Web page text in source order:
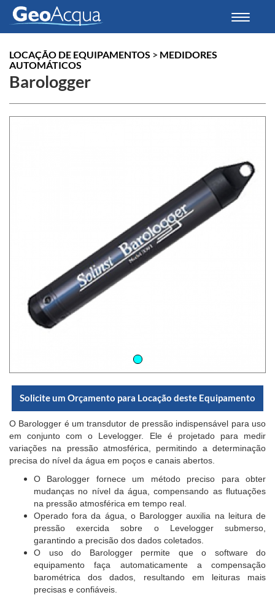
Toggle
LOCAÇÃO DE EQUIPAMENTOS > MEDIDORES
AUTOMÁTICOS
Barologger
Solicite um Orçamento para Locação deste Equipamento
O Barologger é um transdutor de pressão indispensável para uso
em conjunto com o Levelogger. Ele é projetado para medir
variações na pressão atmosférica, permitindo a determinação
precisa do nível da água em poços e canais abertos.
O Barologger fornece um método preciso para obter
mudanças no nível da água, compensando as flutuações
na pressão atmosférica em tempo real.
Operado fora da água, o Barologger auxilia na leitura de
pressão exercida sobre o Levelogger submerso,
garantindo a precisão dos dados coletados.
O uso do Barologger permite que o software do
equipamento faça automaticamente a compensação
barométrica dos dados, resultando em leituras mais
precisas e confiáveis.